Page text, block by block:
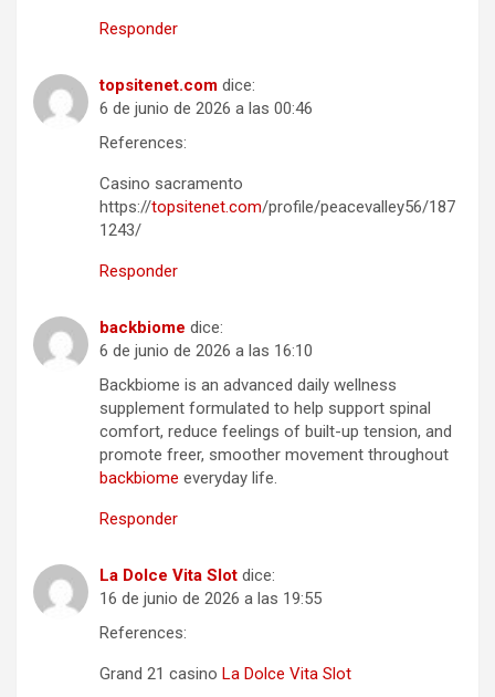
Responder
topsitenet.com dice:
6 de junio de 2026 a las 00:46
References:
Casino sacramento
https://topsitenet.com/profile/peacevalley56/187
1243/
Responder
backbiome dice:
6 de junio de 2026 a las 16:10
Backbiome is an advanced daily wellness
supplement formulated to help support spinal
comfort, reduce feelings of built-up tension, and
promote freer, smoother movement throughout
backbiome everyday life.
Responder
La Dolce Vita Slot dice:
16 de junio de 2026 a las 19:55
References:
Grand 21 casino La Dolce Vita Slot